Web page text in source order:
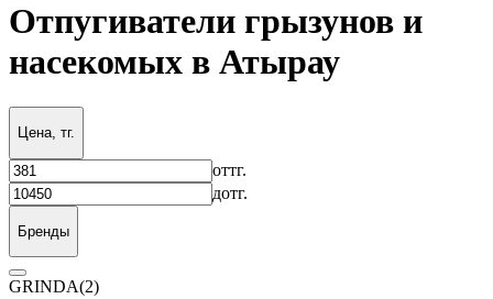
Отпугиватели грызунов и
насекомых в Атырау
Цена, тг.
оттг.
дотг.
Бренды
GRINDA(2)